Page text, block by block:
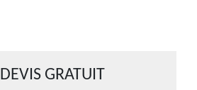
DEVIS GRATUIT